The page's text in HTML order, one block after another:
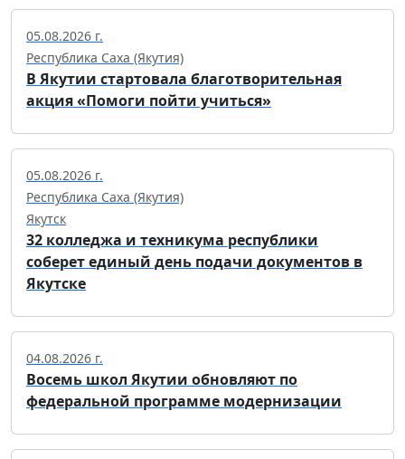
05.08.2026 г.
Республика Саха (Якутия)
В Якутии стартовала благотворительная
акция «Помоги пойти учиться»
05.08.2026 г.
Республика Саха (Якутия)
Якутск
32 колледжа и техникума республики
соберет единый день подачи документов в
Якутске
04.08.2026 г.
Восемь школ Якутии обновляют по
федеральной программе модернизации